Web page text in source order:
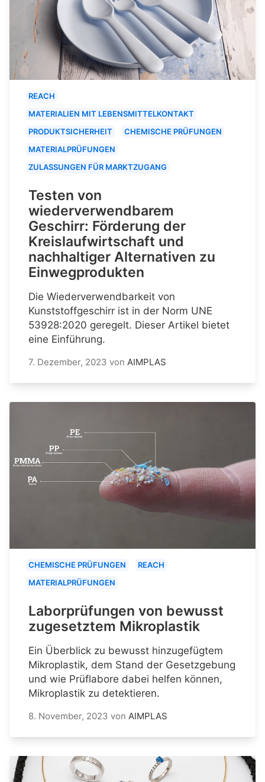
REACH
MATERIALIEN MIT LEBENSMITTELKONTAKT
PRODUKTSICHERHEIT
CHEMISCHE PRÜFUNGEN
MATERIALPRÜFUNGEN
ZULASSUNGEN FÜR MARKTZUGANG
Testen von
wiederverwendbarem
Geschirr: Förderung der
Kreislaufwirtschaft und
nachhaltiger Alternativen zu
Einwegprodukten
Die Wiederverwendbarkeit von
Kunststoffgeschirr ist in der Norm UNE
53928:2020 geregelt. Dieser Artikel bietet
eine Einführung.
7. Dezember, 2023 von AIMPLAS
CHEMISCHE PRÜFUNGEN
REACH
MATERIALPRÜFUNGEN
Laborprüfungen von bewusst
zugesetztem Mikroplastik
Ein Überblick zu bewusst hinzugefügtem
Mikroplastik, dem Stand der Gesetzgebung
und wie Prüflabore dabei helfen können,
Mikroplastik zu detektieren.
8. November, 2023 von AIMPLAS